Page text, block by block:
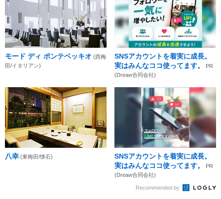
モード ディ ポンテベッキオ (西梅
田/イタリアン)
SNSアカウントを着実に成長。
実はみんなココ使ってます。
PR
(Dreaw合同会社)
八幸 (東梅田/懐石)
SNSアカウントを着実に成長。
実はみんなココ使ってます。
PR
(Dreaw合同会社)
Recommended by